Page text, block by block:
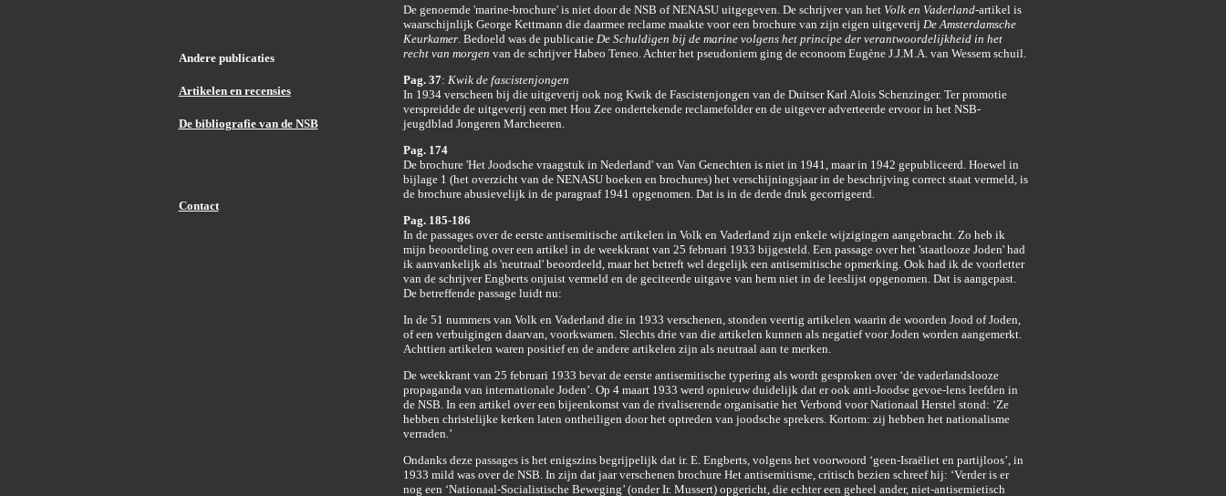
Andere publicaties
Artikelen en recensies
De bibliografie van de NSB
Contact
De genoemde 'marine-brochure' is niet door de NSB of NENASU uitgegeven. De schrijver van het Volk en Vaderland-artikel is
waarschijnlijk George Kettmann die daarmee reclame maakte voor een brochure van zijn eigen uitgeverij De Amsterdamsche
Keurkamer. Bedoeld was de publicatie De Schuldigen bij de marine volgens het principe der verantwoordelijkheid in het
recht van morgen van de schrijver Habeo Teneo. Achter het pseudoniem ging de econoom Eugène J.J.M.A. van Wessem schuil.
Pag. 37: Kwik de fascistenjongen
In 1934 verscheen bij die uitgeverij ook nog Kwik de Fascistenjongen van de Duitser Karl Alois Schenzinger. Ter promotie
verspreidde de uitgeverij een met Hou Zee ondertekende reclamefolder en de uitgever adverteerde ervoor in het NSB-
jeugdblad Jongeren Marcheeren.
Pag. 174
De brochure 'Het Joodsche vraagstuk in Nederland' van Van Genechten is niet in 1941, maar in 1942 gepubliceerd. Hoewel in
bijlage 1 (het overzicht van de NENASU boeken en brochures) het verschijningsjaar in de beschrijving correct staat vermeld, is
de brochure abusievelijk in de paragraaf 1941 opgenomen. Dat is in de derde druk gecorrigeerd.
Pag. 185-186
In de passages over de eerste antisemitische artikelen in Volk en Vaderland zijn enkele wijzigingen aangebracht. Zo heb ik
mijn beoordeling over een artikel in de weekkrant van 25 februari 1933 bijgesteld. Een passage over het 'staatlooze Joden' had
ik aanvankelijk als 'neutraal' beoordeeld, maar het betreft wel degelijk een antisemitische opmerking. Ook had ik de voorletter
van de schrijver Engberts onjuist vermeld en de geciteerde uitgave van hem niet in de leeslijst opgenomen. Dat is aangepast.
De betreffende passage luidt nu:
In de 51 nummers van Volk en Vaderland die in 1933 verschenen, stonden veertig artikelen waarin de woorden Jood of Joden,
of een verbuigingen daarvan, voorkwamen. Slechts drie van die artikelen kunnen als negatief voor Joden worden aangemerkt.
Achttien artikelen waren positief en de andere artikelen zijn als neutraal aan te merken.
De weekkrant van 25 februari 1933 bevat de eerste antisemitische typering als wordt gesproken over ‘de vaderlandslooze
propaganda van internationale Joden’. Op 4 maart 1933 werd opnieuw duidelijk dat er ook anti-Joodse gevoe-lens leefden in
de NSB. In een artikel over een bijeenkomst van de rivaliserende organisatie het Verbond voor Nationaal Herstel stond: ‘Ze
hebben christelijke kerken laten ontheiligen door het optreden van joodsche sprekers. Kortom: zij hebben het nationalisme
verraden.’
Ondanks deze passages is het enigszins begrijpelijk dat ir. E. Engberts, volgens het voorwoord ‘geen-Israëliet en partijloos’, in
1933 mild was over de NSB. In zijn dat jaar verschenen brochure Het antisemitisme, critisch bezien schreef hij: ‘Verder is er
nog een ‘Nationaal-Socialistische Beweging’ (onder Ir. Mussert) opgericht, die echter een geheel ander, niet-antisemietisch